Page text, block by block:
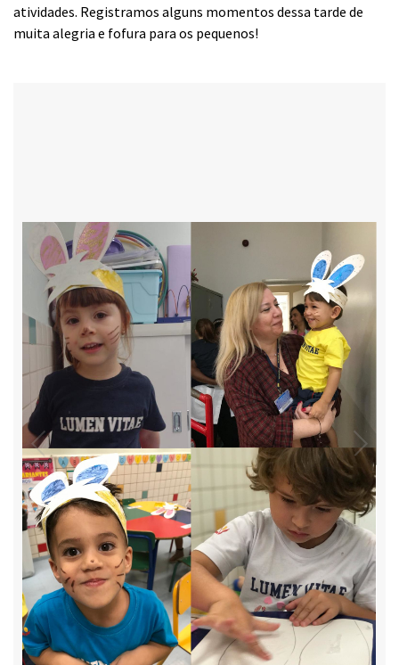
atividades. Registramos alguns momentos dessa tarde de
muita alegria e fofura para os pequenos!